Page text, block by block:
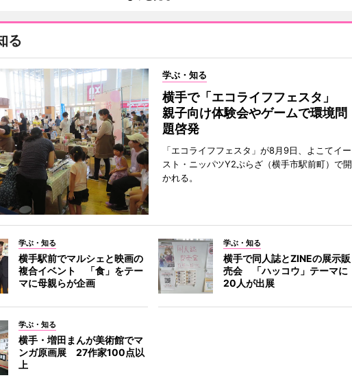
る
学ぶ・知る
横手で「エコライフフェスタ」
親子向け体験会やゲームで環境問
題啓発
「エコライフフェスタ」が8月9日、よこてイー
スト・ニッパツY2ぷらざ（横手市駅前町）で開
かれる。
学ぶ・知る
横手駅前でマルシェと映画の
複合イベント 「食」をテー
マに母親らが企画
学ぶ・知る
横手で同人誌とZINEの展示販
売会 「ハッコウ」テーマに
20人が出展
学ぶ・知る
横手・増田まんが美術館でマ
ンガ原画展 27作家100点以
上